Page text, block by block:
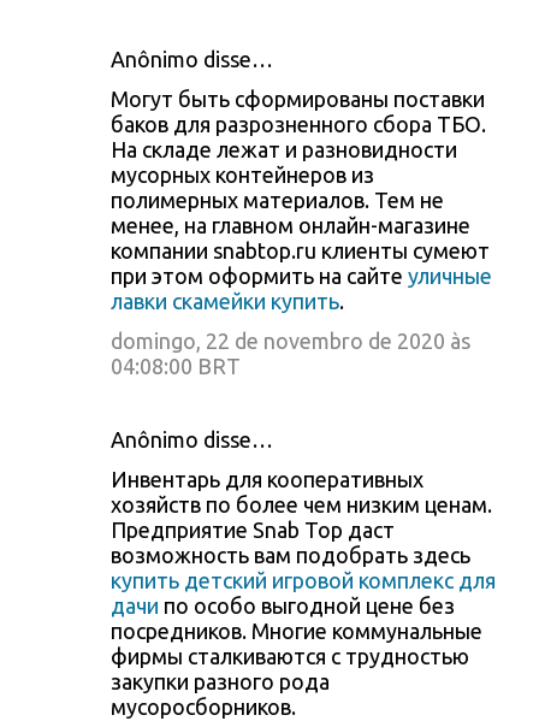
Anônimo disse…
Могут быть сформированы поставки
баков для разрозненного сбора ТБО.
На складе лежат и разновидности
мусорных контейнеров из
полимерных материалов. Тем не
менее, на главном онлайн-магазине
компании snabtop.ru клиенты сумеют
при этом оформить на сайте уличные
лавки скамейки купить.
domingo, 22 de novembro de 2020 às
04:08:00 BRT
Anônimo disse…
Инвентарь для кооперативных
хозяйств по более чем низким ценам.
Предприятие Snab Top даст
возможность вам подобрать здесь
купить детский игровой комплекс для
дачи по особо выгодной цене без
посредников. Многие коммунальные
фирмы сталкиваются с трудностью
закупки разного рода
мусоросборников.